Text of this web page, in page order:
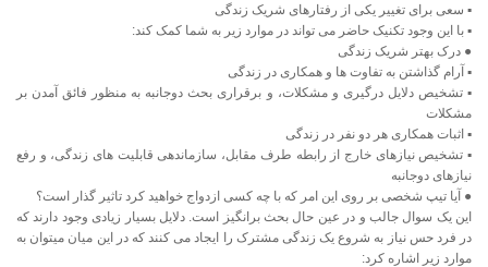
▪ سعی برای تغییر یکی از رفتارهای شریک زندگی
▪ با این وجود تکنیک حاضر می تواند در موارد زیر به شما کمک کند:
● درک بهتر شریک زندگی
▪ آرام گذاشتن به تفاوت ها و همکاری در زندگی
▪ تشخیص دلایل درگیری و مشکلات، و برقراری بحث دوجانبه به منظور فائق آمدن بر
مشکلات
▪ اثبات همکاری هر دو نفر در زندگی
▪ تشخیص نیازهای خارج از رابطه طرف مقابل، سازماندهی قابلیت های زندگی، و رفع
نیازهای دوجانبه
● آیا تیپ شخصی بر روی این امر که با چه کسی ازدواج خواهید کرد تاثیر گذار است؟
این یک سوال جالب و در عین حال بحث برانگیز است. دلایل بسیار زیادی وجود دارند که
در فرد حس نیاز به شروع یک زندگی مشترک را ایجاد می کنند که در این میان میتوان به
موارد زیر اشاره کرد: